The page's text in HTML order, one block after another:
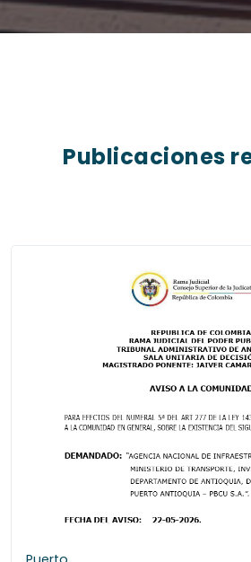
Publicaciones